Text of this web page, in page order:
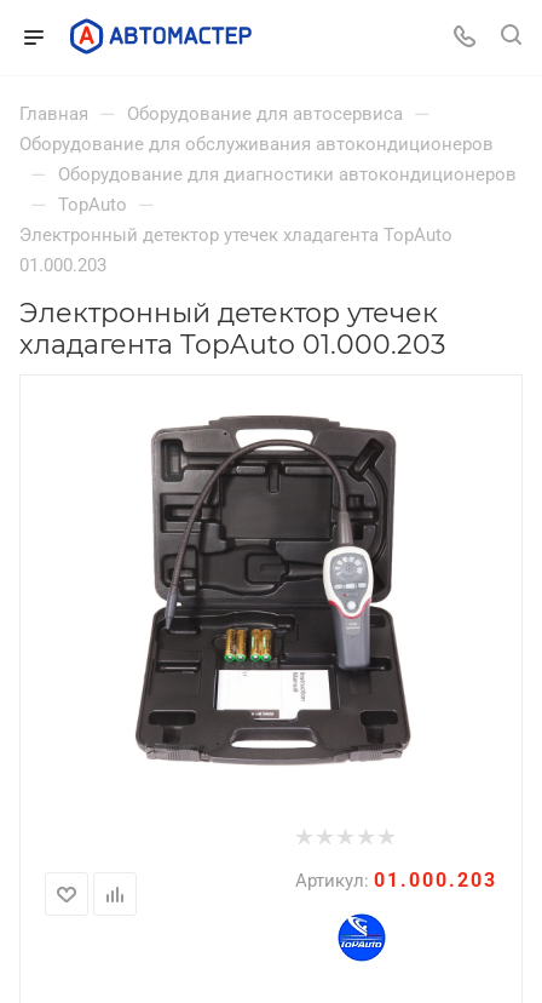
Главная — Оборудование для автосервиса —
Оборудование для обслуживания автокондиционеров
— Оборудование для диагностики автокондиционеров
— TopAuto —
Электронный детектор утечек хладагента TopAuto
01.000.203
Электронный детектор утечек
хладагента TopAuto 01.000.203
Артикул: 01.000.203